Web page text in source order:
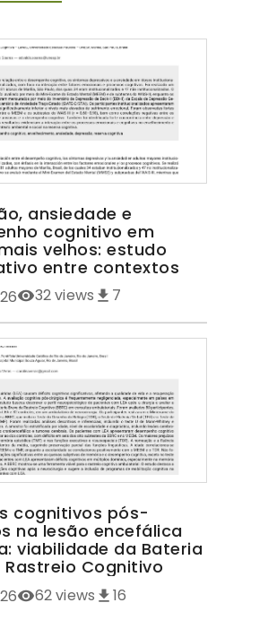
ansiedade e
cognitivo em
velhos: estudo
entre contextos
32views 7
cognitivos pós-
na lesão encefálica
viabilidade da Bateria
Rastreio Cognitivo
62views 16